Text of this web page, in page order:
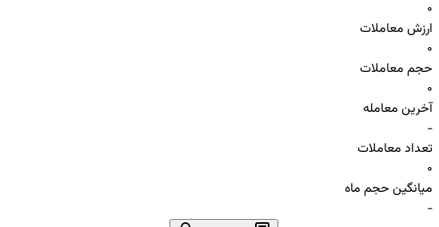
0
ارزش معاملات
0
حجم معاملات
0
آخرین معامله
-
تعداد معاملات
0
میانگین حجم ماه
-